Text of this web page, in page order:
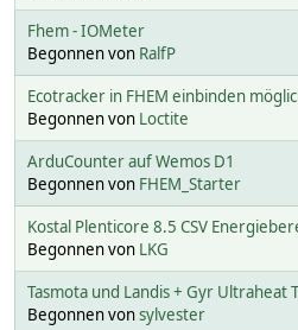
Fhem - IOMeter
Begonnen von RalfP
Ecotracker in FHEM einbinden
Begonnen von Loctite
ArduCounter auf Wemos D1
Begonnen von FHEM_Starter
Kostal Plenticore 8.5 CSV
Begonnen von LKG
Tasmota und Landis + Gyr Ultraheat
Begonnen vonsylvester